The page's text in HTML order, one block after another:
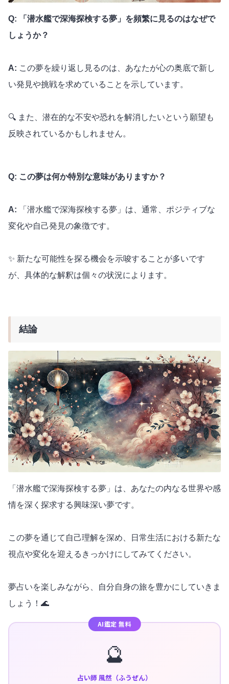
Q: 「潜水艦で深海探検する夢」を頻繁に見るのはなぜで
しょうか？
A: この夢を繰り返し見るのは、あなたが心の奥底で新し
い発見や挑戦を求めていることを示しています。
🔍 また、潜在的な不安や恐れを解消したいという願望も
反映されているかもしれません。
Q: この夢は何か特別な意味がありますか？
A:
「潜水艦で深海探検する夢」は、通常、ポジティブな
変化や自己発見の象徴です。
✨ 新たな可能性を探る機会を示唆することが多いです
が、具体的な解釈は個々の状況によります。
結論
「潜水艦で深海探検する夢」は、あなたの内なる世界や感
情を深く探求する興味深い夢です。
この夢を通じて自己理解を深め、日常生活における新たな
視点や変化を迎えるきっかけにしてみてください。
夢占いを楽しみながら、自分自身の旅を豊かにしていきま
しょう！🌊
AI鑑定 無料
🔮
占い師 風然（ふうぜん）